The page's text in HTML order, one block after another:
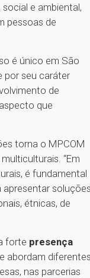
e ambiental,
pessoas de
é único em São
por seu caráter
de
que
torna o MPCOM
“Em
é fundamental
soluções
étnicas, de
forte presença
abordam diferentes
nas parcerias